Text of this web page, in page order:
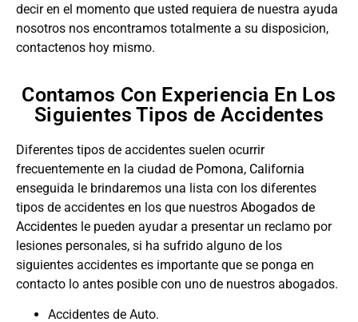
decir en el momento que usted requiera de nuestra ayuda
nosotros nos encontramos totalmente a su disposicion,
contactenos hoy mismo.
Contamos Con Experiencia En Los
Siguientes Tipos de Accidentes
Diferentes tipos de accidentes suelen ocurrir
frecuentemente en la ciudad de Pomona, California
enseguida le brindaremos una lista con los diferentes
tipos de accidentes en los que nuestros Abogados de
Accidentes le pueden ayudar a presentar un reclamo por
lesiones personales, si ha sufrido alguno de los
siguientes accidentes es importante que se ponga en
contacto lo antes posible con uno de nuestros abogados.
Accidentes de Auto.